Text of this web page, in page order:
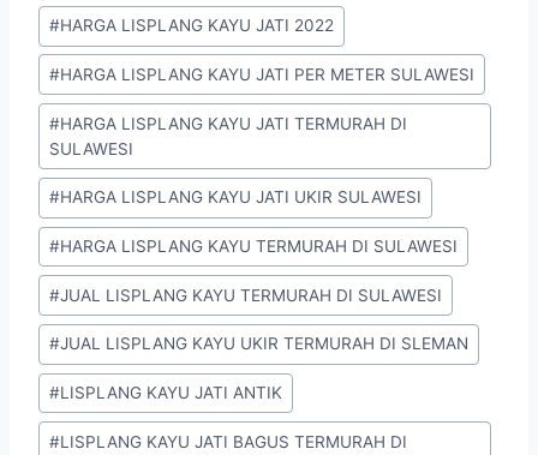
#HARGA LISPLANG KAYU JATI 2022
#HARGA LISPLANG KAYU JATI PER METER SULAWESI
#HARGA LISPLANG KAYU JATI TERMURAH DI
SULAWESI
#HARGA LISPLANG KAYU JATI UKIR SULAWESI
#HARGA LISPLANG KAYU TERMURAH DI SULAWESI
#JUAL LISPLANG KAYU TERMURAH DI SULAWESI
#JUAL LISPLANG KAYU UKIR TERMURAH DI SLEMAN
#LISPLANG KAYU JATI ANTIK
#LISPLANG KAYU JATI BAGUS TERMURAH DI